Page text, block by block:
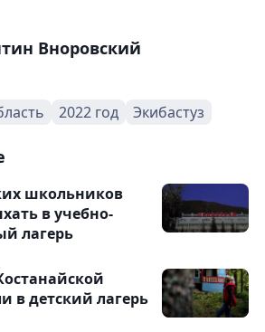
Вноровский
2022 год Экибастуз
школьников
в учебно-
лагерь
в детский лагерь